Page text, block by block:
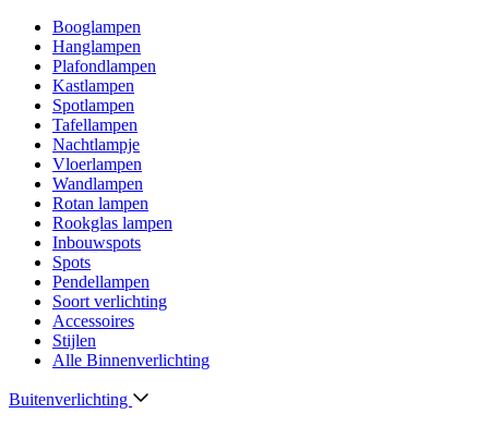
Booglampen
Hanglampen
Plafondlampen
Kastlampen
Spotlampen
Tafellampen
Nachtlampje
Vloerlampen
Wandlampen
Rotan lampen
Rookglas lampen
Inbouwspots
Spots
Pendellampen
Soort verlichting
Accessoires
Stijlen
Alle Binnenverlichting
Buitenverlichting